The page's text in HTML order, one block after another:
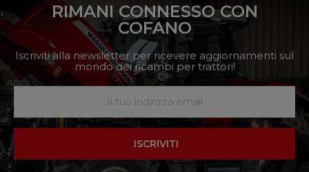
RIMANI CONNESSO CON
COFANO
Iscriviti alla newsletter per ricevere aggiornamenti sul
mondo dei ricambi per trattori!
ISCRIVITI